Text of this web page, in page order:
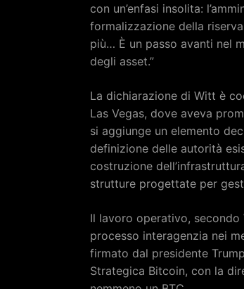
con un’enfasi insolita:
formalizzazione della
più… È un passo avanti nel
degli asset.”
La dichiarazione di Witt è
Las Vegas, dove aveva
si aggiunge un elemento
definizione delle autorità
costruzione
strutture progettate per
Il lavoro operativo,
processo interagenzia nei
firmato dal presidente
Strategica Bitcoin, con la